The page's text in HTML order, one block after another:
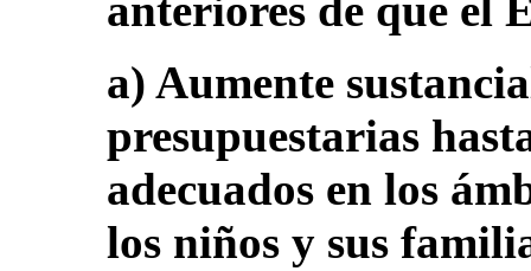
a) Aumente
presupuestarias
adecuados en los
los niños y sus